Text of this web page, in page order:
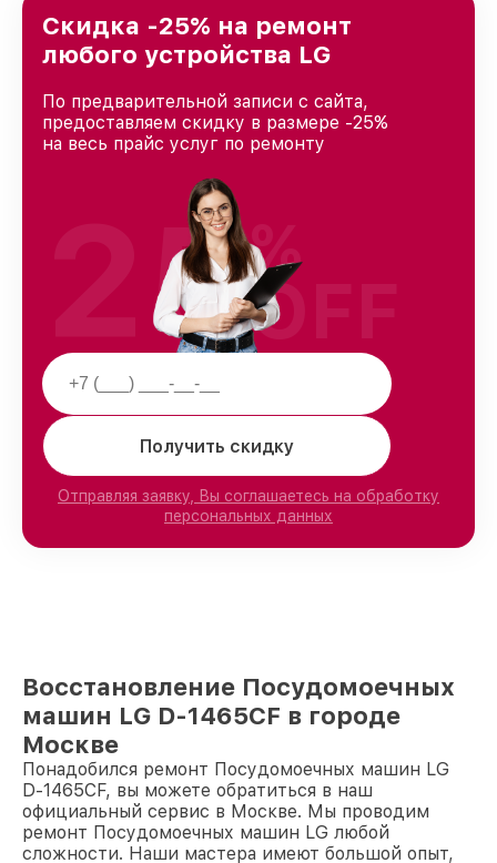
и лояльности наших клиентов.
Скидка -25% на ремонт
любого устройства LG
По предварительной записи с сайта,
предоставляем скидку в размере -25%
на весь прайс услуг по ремонту
Получить скидку
Отправляя заявку, Вы соглашаетесь на обработку
персональных данных
25%
OFF
Восстановление Посудомоечных
машин LG D-1465CF в городе
Москве
Понадобился ремонт Посудомоечных машин LG
D-1465CF, вы можете обратиться в наш
официальный сервис в Москве. Мы проводим
ремонт Посудомоечных машин LG любой
сложности. Наши мастера имеют большой опыт,